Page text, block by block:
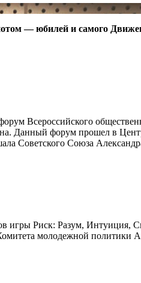
— юбилей и самого
Всероссийского
Данный форум прошел в
Советского Союза
Риск: Разум, Интуиция,
молодежной